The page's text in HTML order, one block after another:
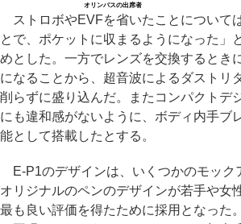
オリンパスの出席者
ストロボやEVFを省いたことについて
とで、ポケットに収まるようになった」
めとした。一方でレンズを交換するとき
になることから、超音波によるダストリ
削らずに盛り込んだ。またコンパクトデ
にも違和感がないように、ボディ内手ブ
能として搭載したとする。
E-P1のデザインは、いくつかのモック
オリジナルのペンのデザインが若手や女
最も良い評価を得たために採用となった